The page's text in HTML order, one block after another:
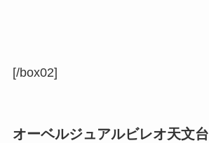
[/box02]
オーベルジュアルビレオ天文台